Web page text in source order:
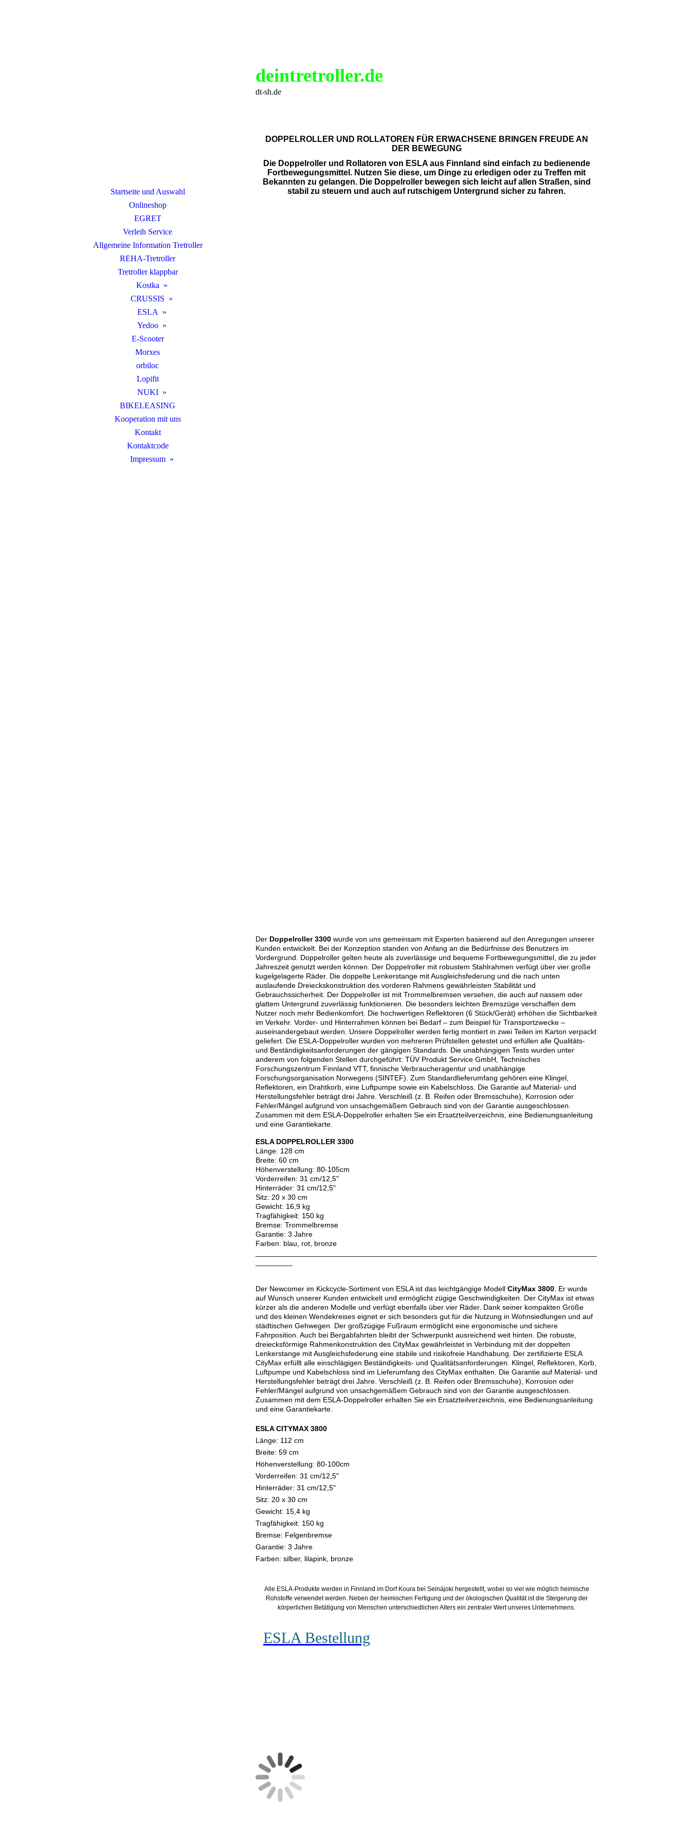
Startseite und Auswahl
Onlineshop
EGRET
Verleih Service
Allgemeine Information Tretroller
REHA-Tretroller
Tretroller klappbar
Kostka
CRUSSIS
ESLA
Yedoo
E-Scooter
Morxes
orbiloc
Lopifit
NUKI
BIKELEASING
Kooperation mit uns
Kontakt
Kontaktcode
Impressum
deintretroller.de
dt-sh.de
DOPPELROLLER UND ROLLATOREN FÜR ERWACHSENE BRINGEN FREUDE AN
DER BEWEGUNG
Die Doppelroller und Rollatoren von ESLA aus Finnland sind einfach zu bedienende
Fortbewegungsmittel. Nutzen Sie diese, um Dinge zu erledigen oder zu Treffen mit
Bekannten zu gelangen. Die Doppelroller bewegen sich leicht auf allen Straßen, sind
stabil zu steuern und auch auf rutschigem Untergrund sicher zu fahren.
Der Doppelroller 3300 wurde von uns gemeinsam mit Experten basierend auf den Anregungen unserer
Kunden entwickelt. Bei der Konzeption standen von Anfang an die Bedürfnisse des Benutzers im
Vordergrund. Doppelroller gelten heute als zuverlässige und bequeme Fortbewegungsmittel, die zu jeder
Jahreszeit genutzt werden können. Der Doppelroller mit robustem Stahlrahmen verfügt über vier große
kugelgelagerte Räder. Die doppelte Lenkerstange mit Ausgleichsfederung und die nach unten
auslaufende Dreieckskonstruktion des vorderen Rahmens gewährleisten Stabilität und
Gebrauchssicherheit. Der Doppelroller ist mit Trommelbremsen versehen, die auch auf nassem oder
glattem Untergrund zuverlässig funktionieren. Die besonders leichten Bremszüge verschaffen dem
Nutzer noch mehr Bedienkomfort. Die hochwertigen Reflektoren (6 Stück/Gerät) erhöhen die Sichtbarkeit
im Verkehr. Vorder- und Hinterrahmen können bei Bedarf – zum Beispiel für Transportzwecke –
auseinandergebaut werden. Unsere Doppelroller werden fertig montiert in zwei Teilen im Karton verpackt
geliefert. Die ESLA-Doppelroller wurden von mehreren Prüfstellen getestet und erfüllen alle Qualitäts-
und Beständigkeitsanforderungen der gängigen Standards. Die unabhängigen Tests wurden unter
anderem von folgenden Stellen durchgeführt: TÜV Produkt Service GmbH, Technisches
Forschungszentrum Finnland VTT, finnische Verbraucheragentur und unabhängige
Forschungsorganisation Norwegens (SINTEF). Zum Standardlieferumfang gehören eine Klingel,
Reflektoren, ein Drahtkorb, eine Luftpumpe sowie ein Kabelschloss. Die Garantie auf Material- und
Herstellungsfehler beträgt drei Jahre. Verschleiß (z. B. Reifen oder Bremsschuhe), Korrosion oder
Fehler/Mängel aufgrund von unsachgemäßem Gebrauch sind von der Garantie ausgeschlossen.
Zusammen mit dem ESLA-Doppelroller erhalten Sie ein Ersatzteilverzeichnis, eine Bedienungsanleitung
und eine Garantiekarte.
ESLA DOPPELROLLER 3300
Länge: 128 cm
Breite: 60 cm
Höhenverstellung: 80-105cm
Vorderreifen: 31 cm/12,5"
Hinterräder: 31 cm/12,5"
Sitz: 20 x 30 cm
Gewicht: 16,9 kg
Tragfähigkeit: 150 kg
Bremse: Trommelbremse
Garantie: 3 Jahre
Farben: blau, rot, bronze
Der Newcomer im Kickcycle-Sortiment von ESLA ist das leichtgängige Modell CityMax 3800. Er wurde
auf Wunsch unserer Kunden entwickelt und ermöglicht zügige Geschwindigkeiten. Der CityMax ist etwas
kürzer als die anderen Modelle und verfügt ebenfalls über vier Räder. Dank seiner kompakten Größe
und des kleinen Wendekreises eignet er sich besonders gut für die Nutzung in Wohnsiedlungen und auf
städtischen Gehwegen. Der großzügige Fußraum ermöglicht eine ergonomische und sichere
Fahrposition. Auch bei Bergabfahrten bleibt der Schwerpunkt ausreichend weit hinten. Die robuste,
dreiecksförmige Rahmenkonstruktion des CityMax gewährleistet in Verbindung mit der doppelten
Lenkerstange mit Ausgleichsfederung eine stabile und risikofreie Handhabung. Der zertifizierte ESLA
CityMax erfüllt alle einschlägigen Beständigkeits- und Qualitätsanforderungen. Klingel, Reflektoren, Korb,
Luftpumpe und Kabelschloss sind im Lieferumfang des CityMax enthalten. Die Garantie auf Material- und
Herstellungsfehler beträgt drei Jahre. Verschleiß (z. B. Reifen oder Bremsschuhe), Korrosion oder
Fehler/Mängel aufgrund von unsachgemäßem Gebrauch sind von der Garantie ausgeschlossen.
Zusammen mit dem ESLA-Doppelroller erhalten Sie ein Ersatzteilverzeichnis, eine Bedienungsanleitung
und eine Garantiekarte.
ESLA CITYMAX 3800
Länge: 112 cm
Breite: 59 cm
Höhenverstellung: 80-100cm
Vorderreifen: 31 cm/12,5"
Hinterräder: 31 cm/12,5"
Sitz: 20 x 30 cm
Gewicht: 15,4 kg
Tragfähigkeit: 150 kg
Bremse: Felgenbremse
Garantie: 3 Jahre
Farben: silber, lilapink, bronze
Alle ESLA-Produkte werden in Finnland im Dorf Koura bei Seinäjoki hergestellt, wobei so viel wie möglich heimische
Rohstoffe verwendet werden. Neben der heimischen Fertigung und der ökologischen Qualität ist die Steigerung der
körperlichen Betätigung von Menschen unterschiedlichen Alters ein zentraler Wert unseres Unternehmens.
ESLA Bestellung